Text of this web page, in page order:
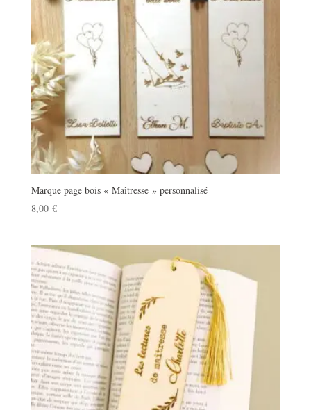
Marque page bois « Maîtresse » personnalisé
8,00 €